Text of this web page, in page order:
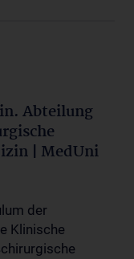
Abteilung
| MedUni
der
Klinische